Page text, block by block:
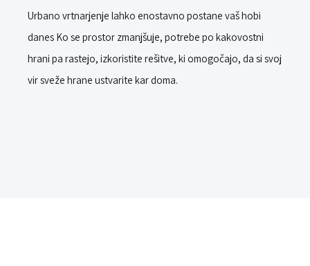
Urbano vrtnarjenje lahko enostavno postane vaš hobi
danes Ko se prostor zmanjšuje, potrebe po kakovostni
hrani pa rastejo, izkoristite rešitve, ki omogočajo, da si svoj
vir sveže hrane ustvarite kar doma.